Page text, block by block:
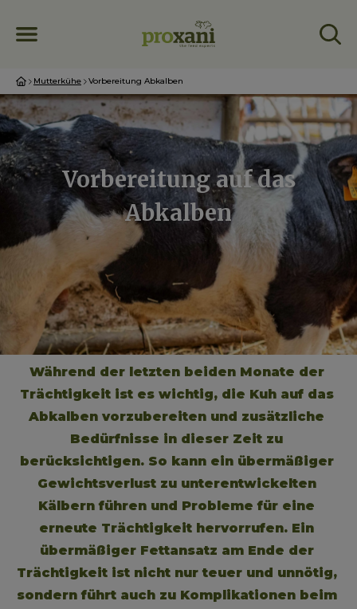
Mutterkühe Vorbereitung Abkalben
Vorbereitung auf das
Abkalben
Während der letzten beiden Monate der
Trächtigkeit ist es wichtig, die Kuh auf das
Abkalben vorzubereiten und zusätzliche
Bedürfnisse in dieser Zeit zu
berücksichtigen. So kann ein übermäßiger
Gewichtsverlust zu unterentwickelten
Kälbern führen und Probleme für eine
erneute Trächtigkeit hervorrufen. Ein
übermäßiger Fettansatz am Ende der
Trächtigkeit ist nicht nur teuer und unnötig,
sondern führt auch zu Komplikationen beim